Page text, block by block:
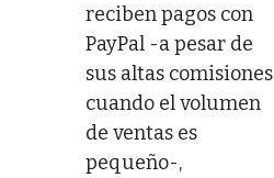
reciben pagos con
PayPal -a pesar de
sus altas comisiones
cuando el volumen
de ventas es
pequeño-,